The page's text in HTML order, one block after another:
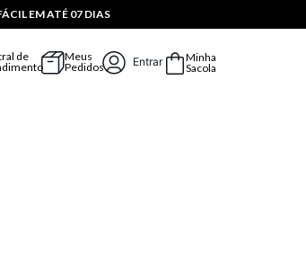
EM ATÉ 07 DIAS
de
Meus
Pedidos
Entrar
Minha
Sacola